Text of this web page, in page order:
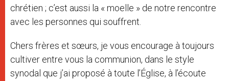
chrétien ; c’est aussi la « moelle » de notre rencontre
avec les personnes qui souffrent.
Chers frères et sœurs, je vous encourage à toujours
cultiver entre vous la communion, dans le style
synodal que j’ai proposé à toute l’Église, à l’écoute